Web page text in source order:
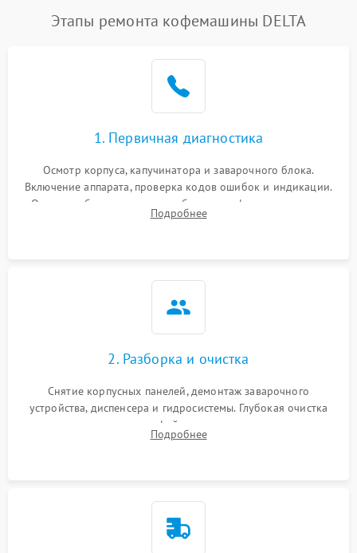
Этапы ремонта кофемашины DELTA
1. Первичная диагностика
Осмотр корпуса, капучинатора и заварочного блока.
Включение аппарата, проверка кодов ошибок и индикации.
Оценка работы помпы, термоблока и кофемолки на слух.
Измерение температуры и давления воды для выявления
Подробнее
2. Разборка и очистка
Снятие корпусных панелей, демонтаж заварочного
устройства, диспенсера и гидросистемы. Глубокая очистка
внутренних узлов от кофейных масел, жмыха и накипи.
Промывка дренажных каналов и фильтров с использованием
Подробнее